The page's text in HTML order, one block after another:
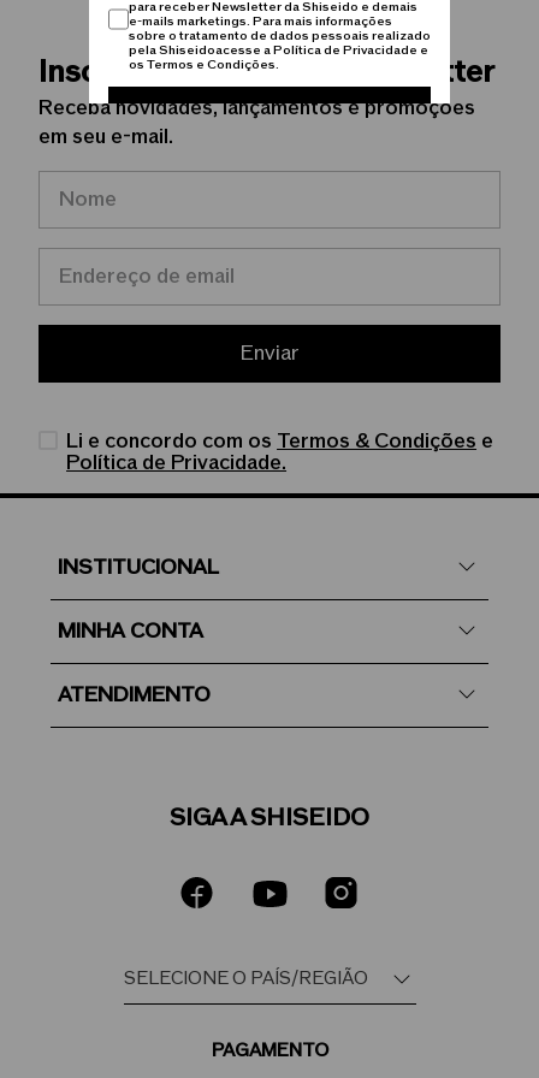
para receber Newsletter da Shiseido e demais
e-mails marketings. Para mais informações
sobre o tratamento de dados pessoais realizado
pela Shiseidoacesse a Política de Privacidade e
os Termos e Condições.
Cadastrar
Inscreva-se na nossa Newsletter
Receba novidades, lançamentos e promoções
em seu e-mail.
Enviar
Li e concordo com os Termos & Condições e
Política de Privacidade.
INSTITUCIONAL
MINHA CONTA
ATENDIMENTO
SIGA A SHISEIDO
PAGAMENTO